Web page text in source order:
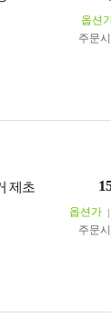
옵션
주문
제초
옵션가
주문